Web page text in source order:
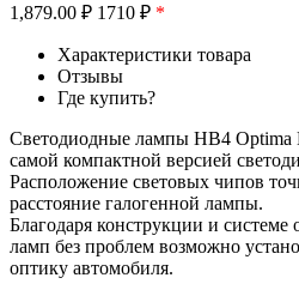
1,879.00 ₽ 1710 ₽ *
Характеристики товара
Отзывы
Где купить?
Светодиодные лампы HB4 Optima
самой компактной версией
Расположение световых чипов
расстояние галогенной лампы.
Благодаря конструкции и
ламп без проблем возможно
оптику автомобиля.